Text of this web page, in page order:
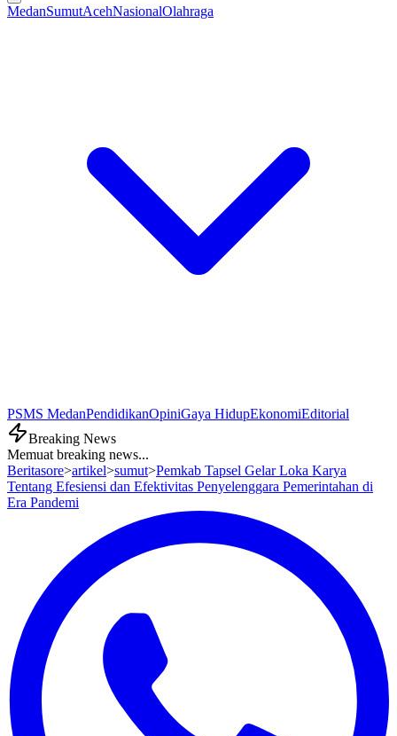
MedanSumutAcehNasionalOlahraga
PSMS MedanPendidikanOpiniGaya HidupEkonomiEditorial
Breaking News
Memuat breaking news...
Beritasore>artikel>sumut>Pemkab Tapsel Gelar Loka Karya
Tentang Efesiensi dan Efektivitas Penyelenggara Pemerintahan di
Era Pandemi